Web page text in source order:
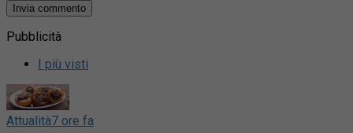
Pubblicità
I più visti
Attualità7 ore fa